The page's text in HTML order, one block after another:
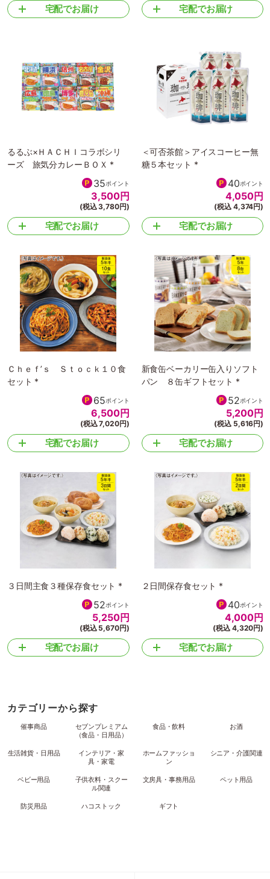
宅配でお届け 宅配でお届け
るるぶ×ＨＡＣＨＩコラボシリ
ーズ 旅気分カレーＢＯＸ *
35ポイント
3,500円
(税込 3,780円)
宅配でお届け
＜可否茶館＞アイスコーヒー無
糖５本セット *
40ポイント
4,050円
(税込 4,374円)
宅配でお届け
Ｃｈｅｆ’ｓ Ｓｔｏｃｋ１０食
セット *
65ポイント
6,500円
(税込 7,020円)
宅配でお届け
新食缶ベーカリー缶入りソフト
パン ８缶ギフトセット *
52ポイント
5,200円
(税込 5,616円)
宅配でお届け
３日間主食３種保存食セット *
52ポイント
5,250円
(税込 5,670円)
宅配でお届け
２日間保存食セット *
40ポイント
4,000円
(税込 4,320円)
宅配でお届け
カテゴリーから探す
催事商品
セブンプレミアム
（食品・日用品）
食品・飲料 お酒
生活雑貨・日用品
インテリア・家
具・家電
ホームファッショ
ン
シニア・介護関連
ベビー用品
子供衣料・スクー
ル関連
文房具・事務用品 ペット用品
防災用品 ハコストック ギフト